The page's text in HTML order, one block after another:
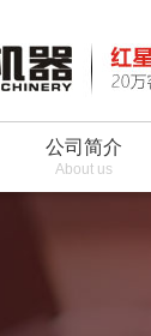
公司简介
About us